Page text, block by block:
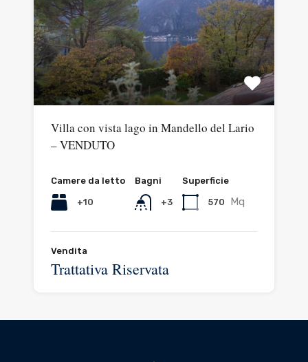
Villa con vista lago in Mandello del Lario
– VENDUTO
Camere da letto
+10
Bagni
+3
Superficie
570 Mq
Vendita
Trattativa Riservata